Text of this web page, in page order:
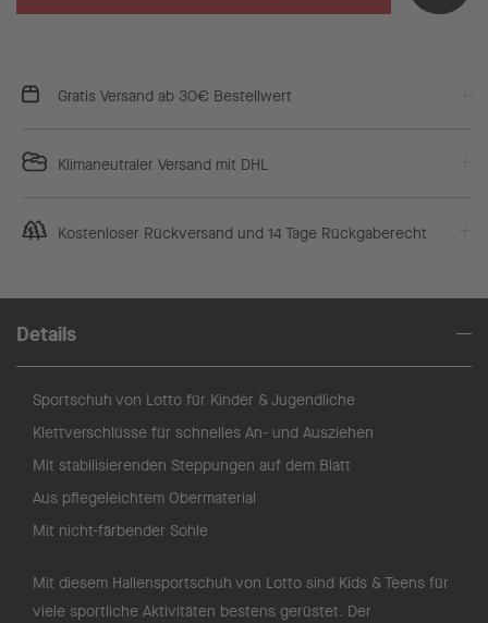
Gratis Versand ab 30€ Bestellwert
Klimaneutraler Versand mit DHL
Kostenloser Rückversand und 14 Tage Rückgaberecht
Details
Sportschuh von Lotto für Kinder & Jugendliche
Klettverschlüsse für schnelles An- und Ausziehen
Mit stabilisierenden Steppungen auf dem Blatt
Aus pflegeleichtem Obermaterial
Mit nicht-färbender Sohle
Mit diesem Hallensportschuh von Lotto sind Kids & Teens für
viele sportliche Aktivitäten bestens gerüstet. Der